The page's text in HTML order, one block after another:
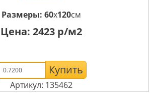
Размеры: 60x120см
Цена: 2423 р/м2
Купить
Артикул: 135462